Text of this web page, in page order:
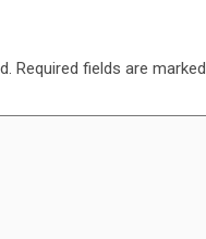
Required fields are marked